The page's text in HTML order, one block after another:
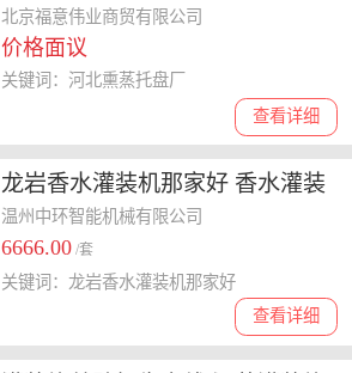
北京福意伟业商贸有限公司
价格面议
查看详细
关键词：河北熏蒸托盘厂
龙岩香水灌装机那家好 香水灌装
机电话
温州中环智能机械有限公司
6666.00 /套
查看详细
关键词：龙岩香水灌装机那家好